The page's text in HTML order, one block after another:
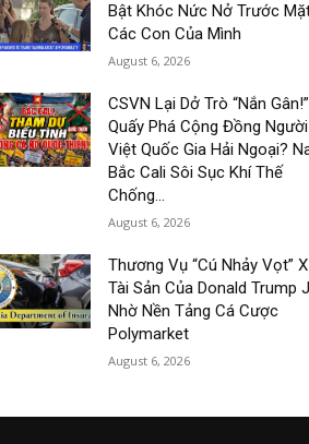
Bật Khóc Nức Nở Trước
Các Con Của Mình
August 6, 2026
CSVN Lại Dở Trò “Nắn Gân!”
Quấy Phá Cộng Đồng Người
Việt Quốc Gia Hải Ngoại?
Bắc Cali Sôi Sục Khí Thế
Chống...
August 6, 2026
Thương Vụ “Cú Nhảy Vọt”
Tài Sản Của Donald Trump
Nhờ Nền Tảng Cá Cược
Polymarket
August 6, 2026